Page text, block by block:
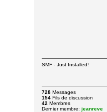
SMF - Just Installed!
728 Messages
154 Fils de discussion
42 Membres
Dernier membre: jeanreve